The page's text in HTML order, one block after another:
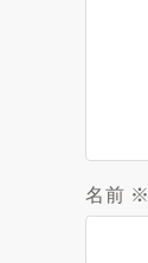
名前 ※